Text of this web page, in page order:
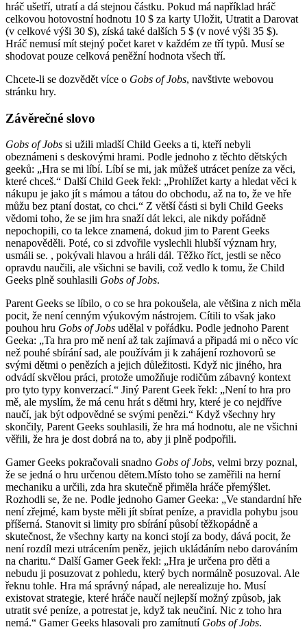
hráč ušetří, utratí a dá stejnou částku. Pokud má například hráč
celkovou hotovostní hodnotu 10 $ za karty Uložit, Utratit a Darovat
(v celkové výši 30 $), získá také dalších 5 $ (v nové výši 35 $).
Hráč nemusí mít stejný počet karet v každém ze tří typů. Musí se
shodovat pouze celková peněžní hodnota všech tří.
Chcete-li se dozvědět více o Gobs of Jobs, navštivte webovou
stránku hry.
Závěrečné slovo
Gobs of Jobs si užili mladší Child Geeks a ti, kteří nebyli
obeznámeni s deskovými hrami. Podle jednoho z těchto dětských
geeků: „Hra se mi líbí. Líbí se mi, jak můžeš utrácet peníze za věci,
které chceš.“ Další Child Geek řekl: „Prohlížet karty a hledat věci k
nákupu je jako jít s mámou a tátou do obchodu, až na to, že ve hře
můžu bez ptaní dostat, co chci.“ Z větší části si byli Child Geeks
vědomi toho, že se jim hra snaží dát lekci, ale nikdy pořádně
nepochopili, co ta lekce znamená, dokud jim to Parent Geeks
nenapověděli. Poté, co si zdvořile vyslechli hlubší význam hry,
usmáli se. , pokývali hlavou a hráli dál. Těžko říct, jestli se něco
opravdu naučili, ale všichni se bavili, což vedlo k tomu, že Child
Geeks plně souhlasili Gobs of Jobs.
Parent Geeks se líbilo, o co se hra pokoušela, ale většina z nich měla
pocit, že není cenným výukovým nástrojem. Cítili to však jako
pouhou hru Gobs of Jobs udělal v pořádku. Podle jednoho Parent
Geeka: „Ta hra pro mě není až tak zajímavá a připadá mi o něco víc
než pouhé sbírání sad, ale používám ji k zahájení rozhovorů se
svými dětmi o penězích a jejich důležitosti. Když nic jiného, ​​hra
odvádí skvělou práci, protože umožňuje rodičům zábavný kontext
pro tyto typy konverzací.“ Jiný Parent Geek řekl: „Není to hra pro
mě, ale myslím, že má cenu hrát s dětmi hry, které je co nejdříve
naučí, jak být odpovědné se svými penězi.“ Když všechny hry
skončily, Parent Geeks souhlasili, že hra má hodnotu, ale ne všichni
věřili, že hra je dost dobrá na to, aby ji plně podpořili.
Gamer Geeks pokračovali snadno Gobs of Jobs, velmi brzy poznal,
že se jedná o hru určenou dětem.Místo toho se zaměřili na herní
mechaniku a určili, zda hra skutečně přiměla hráče přemýšlet.
Rozhodli se, že ne. Podle jednoho Gamer Geeka: „Ve standardní hře
není zřejmé, kam byste měli jít sbírat peníze, a pravidla pohybu jsou
příšerná. Stanovit si limity pro sbírání působí těžkopádně a
skutečnost, že všechny karty na konci stojí za body, dává pocit, že
není rozdíl mezi utrácením peněz, jejich ukládáním nebo darováním
na charitu.“ Další Gamer Geek řekl: „Hra je určena pro děti a
nebudu ji posuzovat z pohledu, který bych normálně posuzoval. Ale
řeknu tohle. Hra má správný nápad, ale nerealizuje ho. Musí
existovat strategie, které hráče naučí nejlepší možný způsob, jak
utratit své peníze, a potrestat je, když tak neučiní. Nic z toho hra
nemá.“ Gamer Geeks hlasovali pro zamítnutí Gobs of Jobs.